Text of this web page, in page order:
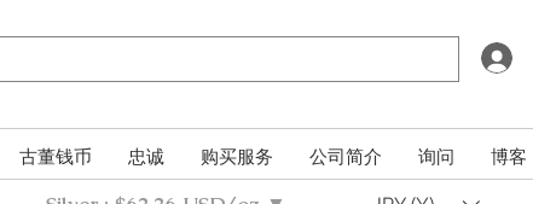
古董钱币 忠诚 购买服务 公司简介 询问 博客